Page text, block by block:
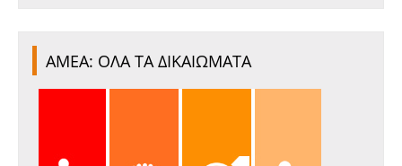
ΑΜΕΑ: ΟΛΑ ΤΑ ΔΙΚΑΙΩΜΑΤΑ